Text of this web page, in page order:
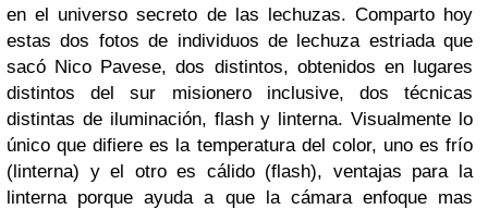
en el universo secreto de las lechuzas. Comparto hoy
estas dos fotos de individuos de lechuza estriada que
sacó Nico Pavese, dos distintos, obtenidos en lugares
distintos del sur misionero inclusive, dos técnicas
distintas de iluminación, flash y linterna. Visualmente lo
único que difiere es la temperatura del color, uno es frío
(linterna) y el otro es cálido (flash), ventajas para la
linterna porque ayuda a que la cámara enfoque mas